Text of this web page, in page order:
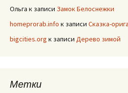
Ольга к записи Замок Белоснежки
homeprorab.info к записи Сказка-
bigcities.org к записи Дерево зимой
Метки